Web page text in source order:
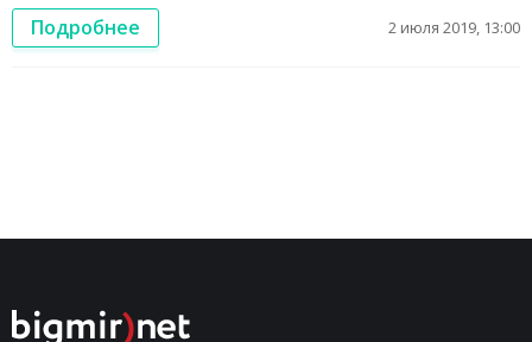
Подробнее 2 июля 2019, 13:00